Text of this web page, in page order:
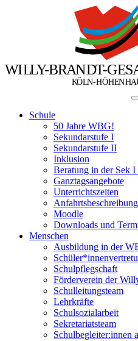
WILLY-BRANDT-GES
KÖLN-HÖHENHA
Schule
50 Jahre WBG!
Sekundarstufe I
Sekundarstufe II
Inklusion
Beratung in der Sek
Ganztagsangebote
Unterrichtszeiten
Anfahrtsbeschreibung
Moodle
Downloads und
Menschen
Ausbildung in der
Schulpflegschaft
Förderverein der
Schulleitungsteam
Lehrkräfte
Schulsozialarbeit
Sekretariatsteam
Schulbegleiter:innen